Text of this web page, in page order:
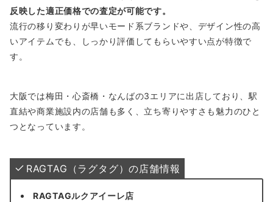
反映した適正価格での査定が可能です。
流行の移り変わりが早いモード系ブランドや、デザイン性の高
いアイテムでも、しっかり評価してもらいやすい点が特徴で
す。
大阪では梅田・心斎橋・なんばの3エリアに出店しており、駅
直結や商業施設内の店舗も多く、立ち寄りやすさも魅力のひと
つとなっています。
RAGTAG（ラグタグ）の店舗情報
RAGTAGルクアイーレ店